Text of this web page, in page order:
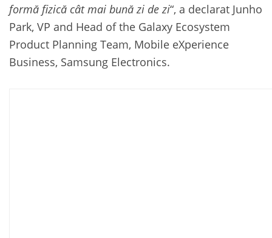
formă fizică cât mai bună zi de zi“, a declarat Junho
Park, VP and Head of the Galaxy Ecosystem
Product Planning Team, Mobile eXperience
Business, Samsung Electronics.